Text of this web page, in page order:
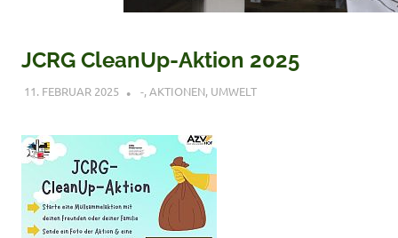
JCRG CleanUp-Aktion 2025
11. FEBRUAR 2025 VERONIQUE RUDLOF
-,AKTIONEN, UMWELT